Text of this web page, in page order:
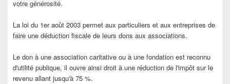
votre générosité.
La loi du 1er août 2003 permet aux particuliers et aux entreprises de
faire une déduction fiscale de leurs dons aux associations.
Le don à une association caritative ou à une fondation est reconnu
d'utilité publique, il ouvre ainsi droit à une réduction de l'impôt sur le
revenu allant jusqu'à 75 %.